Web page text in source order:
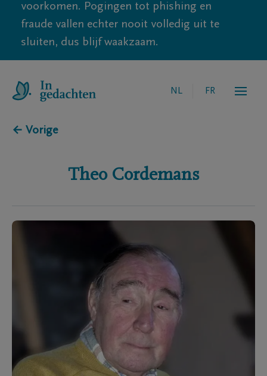
voorkomen. Pogingen tot phishing en
fraude vallen echter nooit volledig uit te
sluiten, dus blijf waakzaam.
NL FR
← Vorige
Theo Cordemans